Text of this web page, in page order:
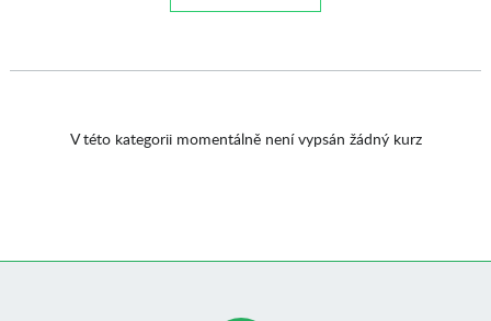
V této kategorii momentálně není vypsán žádný kurz